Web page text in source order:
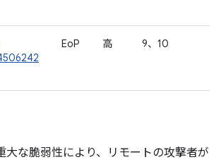
EoP 高 9、10
大な脆弱性により、リモートの攻撃者が